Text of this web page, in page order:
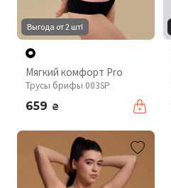
Выгода от 2 шт!
Мягкий комфорт Pro
Трусы брифы 003SP
659 ₴